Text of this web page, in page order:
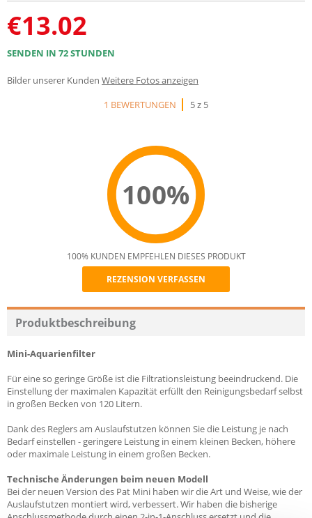
€13.02
SENDEN IN 72 STUNDEN
Bilder unserer Kunden Weitere Fotos anzeigen
1 BEWERTUNGEN
5 z 5
100%
Recommend
100% KUNDEN EMPFEHLEN DIESES PRODUKT
REZENSION VERFASSEN
Produktbeschreibung
Mini-Aquarienfilter
Für eine so geringe Größe ist die Filtrationsleistung beeindruckend. Die
Einstellung der maximalen Kapazität erfüllt den Reinigungsbedarf selbst
in großen Becken von 120 Litern.
Dank des Reglers am Auslaufstutzen können Sie die Leistung je nach
Bedarf einstellen - geringere Leistung in einem kleinen Becken, höhere
oder maximale Leistung in einem großen Becken.
Technische Änderungen beim neuen Modell
Bei der neuen Version des Pat Mini haben wir die Art und Weise, wie der
Auslaufstutzen montiert wird, verbessert. Wir haben die bisherige